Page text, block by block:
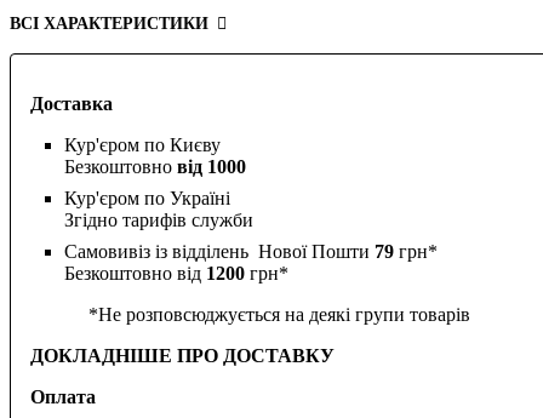
Доставка
Кур'єром по Києву
Безкоштовно від 1000
Кур'єром по Україні
Згідно тарифів служби
Самовивіз із відділень Нової Пошти 79 грн*
Безкоштовно від 1200 грн*
*Не розповсюджується на деякі групи товарів
ДОКЛАДНІШЕ ПРО ДОСТАВКУ
Оплата
ВСІ ХАРАКТЕРИСТИКИ